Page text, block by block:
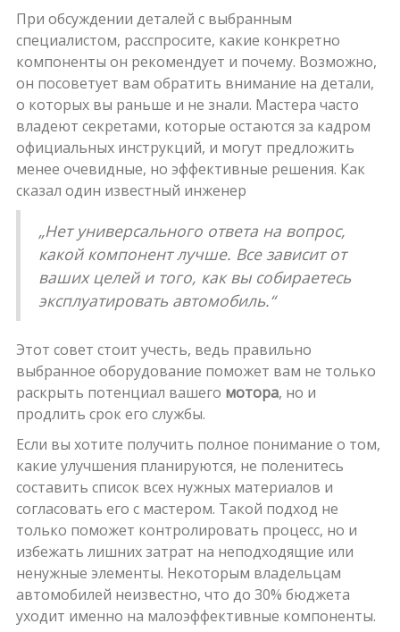
При обсуждении деталей с выбранным
специалистом, расспросите, какие конкретно
компоненты он рекомендует и почему. Возможно,
он посоветует вам обратить внимание на детали,
о которых вы раньше и не знали. Мастера часто
владеют секретами, которые остаются за кадром
официальных инструкций, и могут предложить
менее очевидные, но эффективные решения. Как
сказал один известный инженер
„Нет универсального ответа на вопрос,
какой компонент лучше. Все зависит от
ваших целей и того, как вы собираетесь
эксплуатировать автомобиль.“
Этот совет стоит учесть, ведь правильно
выбранное оборудование поможет вам не только
раскрыть потенциал вашего мотора, но и
продлить срок его службы.
Если вы хотите получить полное понимание о том,
какие улучшения планируются, не поленитесь
составить список всех нужных материалов и
согласовать его с мастером. Такой подход не
только поможет контролировать процесс, но и
избежать лишних затрат на неподходящие или
ненужные элементы. Некоторым владельцам
автомобилей неизвестно, что до 30% бюджета
уходит именно на малоэффективные компоненты.